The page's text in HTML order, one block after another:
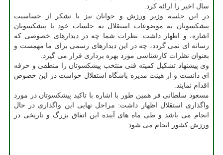
سال اخیر را ارائه کرد.
در این جلسه وزیر ورزش و جوانان نیز با تشکر از حساسیت
پیشکسوتان به موضوعات استقلال به جلسات خود با پیشکسوتان
اشاره، و اظهار داشت: نظرات شما چه در دیدارهای خصوصی که
رسانه ای نمی گردد، چه در این دیدارهای رسمی برای ما مهمست و
بعنوان نظرات کارشناسی مورد بهره برداری قرار می گیرد.
وی پیشنهاد تشکیل کمیته فنی منتخب پیشکسوتان را منطقی و حرفه
ای دانست و از هیئت مدیره باشگاه استقلال خواست در این خصوص
اقدام نمایند.
مسعود سلطانی فر همین طور با اشاره با تاکید پیشکسوتان در مورد
واگذاری استقلال اظهار داشت: مراحل نهایی این واگذاری در حال
انجام می باشد و طی ماه های آینده این اتفاق بزرگ و تاریخی در
ورزش کشور انجام می شود.